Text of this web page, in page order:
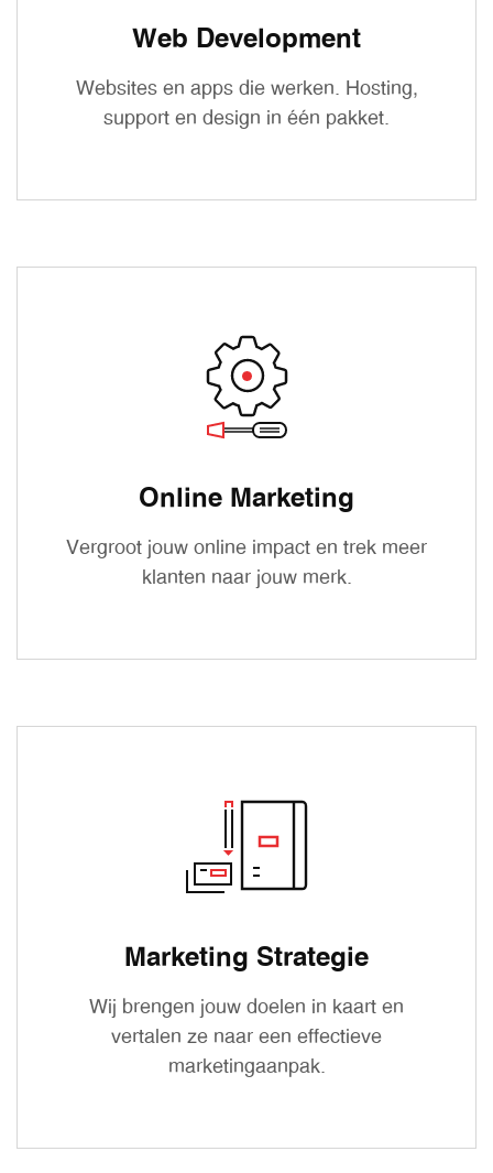
Web Development
Websites en apps die werken. Hosting,
support en design in één pakket.
Online Marketing
Vergroot jouw online impact en trek meer
klanten naar jouw merk.
Marketing Strategie
Wij brengen jouw doelen in kaart en
vertalen ze naar een effectieve
marketingaanpak.